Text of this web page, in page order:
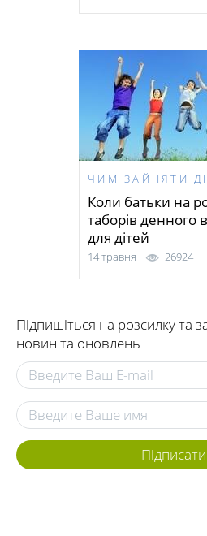
ЧИМ ЗАЙНЯТИ
Коли батьки на
таборів денного
для дітей
14 травня 26924
Підпишіться на розсилку та
новин та оновлень